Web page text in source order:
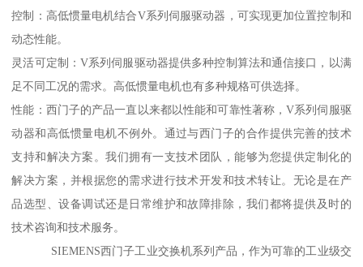
控制：高低惯量电机结合V系列伺服驱动器，可实现更加位置控制和
动态性能。
灵活可定制：V系列伺服驱动器提供多种控制算法和通信接口，以满
足不同工况的需求。高低惯量电机也有多种规格可供选择。
性能：西门子的产品一直以来都以性能和可靠性著称，V系列伺服驱
动器和高低惯量电机不例外。通过与西门子的合作提供完善的技术
支持和解决方案。我们拥有一支技术团队，能够为您提供定制化的
解决方案，并根据您的需求进行技术开发和技术转让。无论是在产
品选型、设备调试还是日常维护和故障排除，我们都将提供及时的
技术咨询和技术服务。
SIEMENS西门子工业交换机系列产品，作为可靠的工业级交